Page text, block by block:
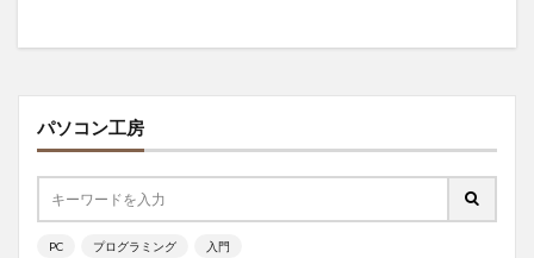
パソコン工房
PC プログラミング 入門